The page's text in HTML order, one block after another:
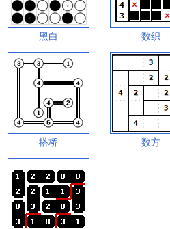
黑白 数织
搭桥 数方